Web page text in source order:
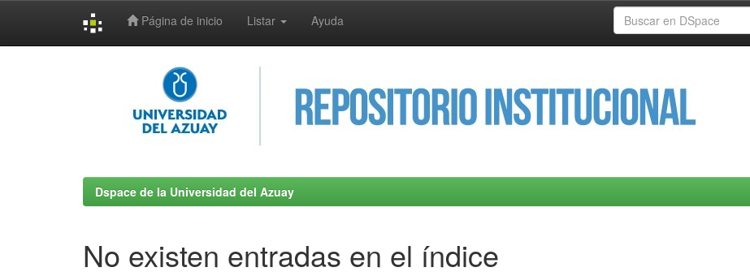
Página de inicio Listar Ayuda
Dspace de la Universidad del Azuay
No existen entradas en el índice